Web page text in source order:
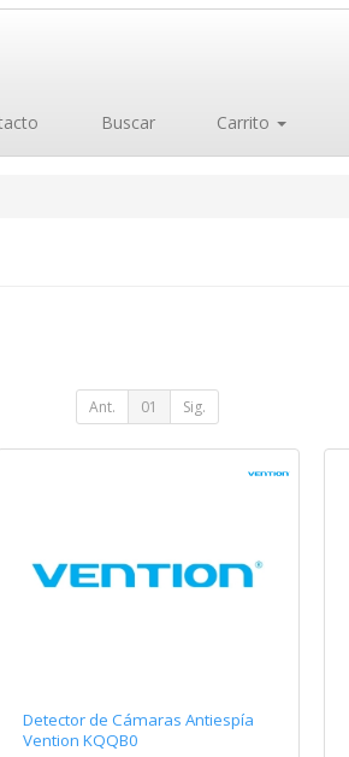
Buscar Carrito
Ant. 01 Sig.
Detector de Cámaras Antiespía
Vention KQQB0